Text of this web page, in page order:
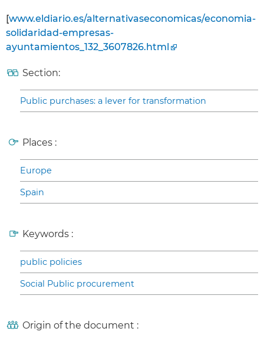
[www.eldiario.es/alternativaseconomicas/economia-
solidaridad-empresas-
ayuntamientos_132_3607826.html
Section:
Public purchases: a lever for transformation
Places :
Europe
Spain
Keywords :
public policies
Social Public procurement
Origin of the document :